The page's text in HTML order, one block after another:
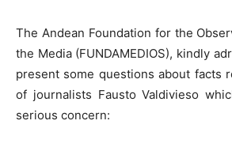
The Andean Foundation for the
the Media (FUNDAMEDIOS), kindly
present some questions about facts
of journalists Fausto Valdivieso
serious concern: